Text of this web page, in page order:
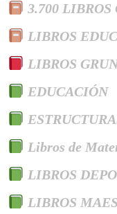
3.700 LIBROS
LIBROS
LIBROS
EDUCACIÓN
Libros de
LIBROS
LIBROS